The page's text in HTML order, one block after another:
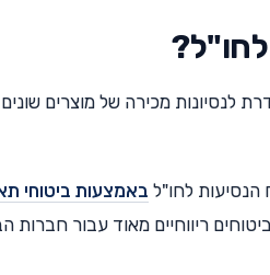
לנסיונות מכירה של מוצרים שונים
לחו"ל באמצעות ביטוחי
ריווחיים מאוד עבור חברות